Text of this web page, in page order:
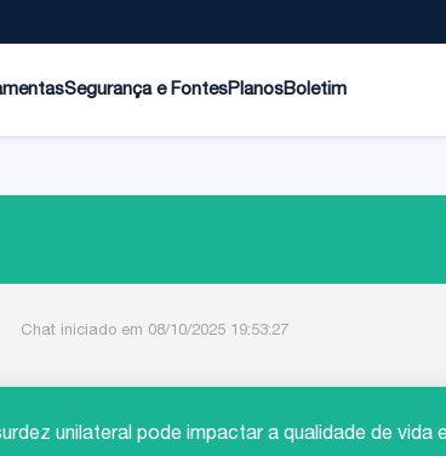
Segurança e FontesPlanosBoletim
Chat iniciado em 08/10/2025 19:53:27
unilateral pode impactar a qualidade de